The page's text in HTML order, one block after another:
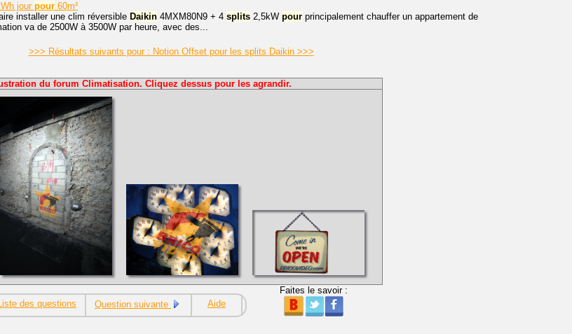
jourpour 60m²
installer une clim réversible Daikin 4MXM80N9 + 4 splits 2,5kW pour principalement chauffer un appartement de
va de 2500W à 3500W par heure, avec des...
>>> Résultats suivants pour : Notion Offset pour les splits Daikin >>>
du forum Climatisation. Cliquez dessus pour les agrandir.
Liste des questions Question suivante Aide
Faites le savoir :